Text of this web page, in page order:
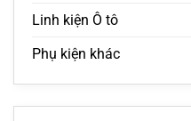
Linh kiện Ô tô
Phụ kiện khác